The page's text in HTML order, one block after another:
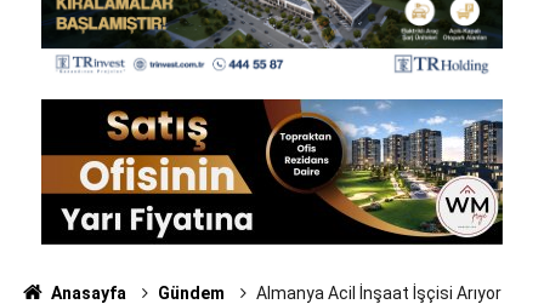
Anasayfa Gündem Almanya Acil İnşaat İşçisi Arıyor